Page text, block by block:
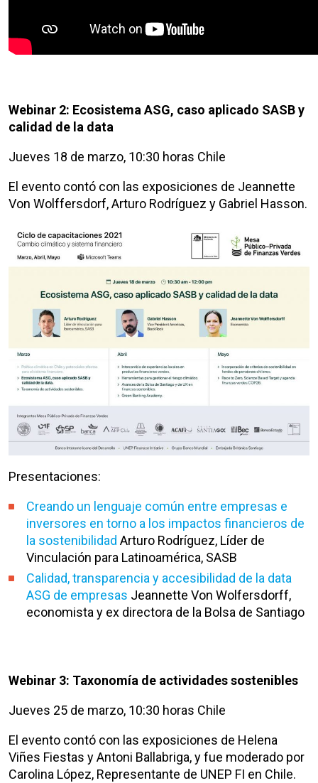
Webinar 2: Ecosistema ASG, caso aplicado SASB y
calidad de la data
Jueves 18 de marzo, 10:30 horas Chile
El evento contó con las exposiciones de Jeannette
Von Wolffersdorf, Arturo Rodríguez y Gabriel Hasson.
Presentaciones:
Creando un lenguaje común entre empresas e
inversores en torno a los impactos financieros de
la sostenibilidad Arturo Rodríguez, Líder de
Vinculación para Latinoamérica, SASB
Calidad, transparencia y accesibilidad de la data
ASG de empresas Jeannette Von Wolfersdorff,
economista y ex directora de la Bolsa de Santiago
Webinar 3: Taxonomía de actividades sostenibles
Jueves 25 de marzo, 10:30 horas Chile
El evento contó con las exposiciones de Helena
Viñes Fiestas y Antoni Ballabriga, y fue moderado por
Carolina López, Representante de UNEP FI en Chile.